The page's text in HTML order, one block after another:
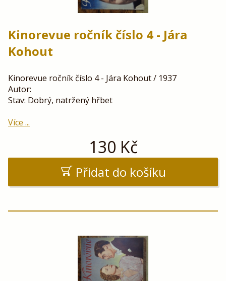
Kinorevue ročník číslo 4 - Jára
Kohout
Kinorevue ročník číslo 4 - Jára Kohout / 1937
Autor:
Stav: Dobrý, natržený hřbet
Více ...
130 Kč
Přidat do košíku